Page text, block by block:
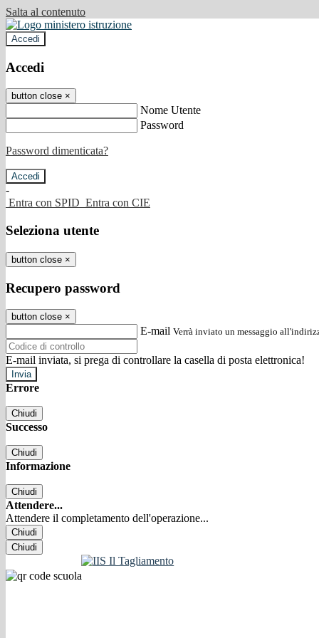
Salta al contenuto
Accedi
Accedi
button close ×
Nome Utente
Password
Password dimenticata?
-
Entra con SPID Entra con CIE
Seleziona utente
button close ×
Recupero password
button close ×
E-mail Verrà inviato un messaggio
E-mail inviata, si prega di controllare la casella di posta elettronica!
Errore
Chiudi
Successo
Chiudi
Informazione
Chiudi
Attendere...
Attendere il completamento dell'operazione...
Chiudi
Chiudi